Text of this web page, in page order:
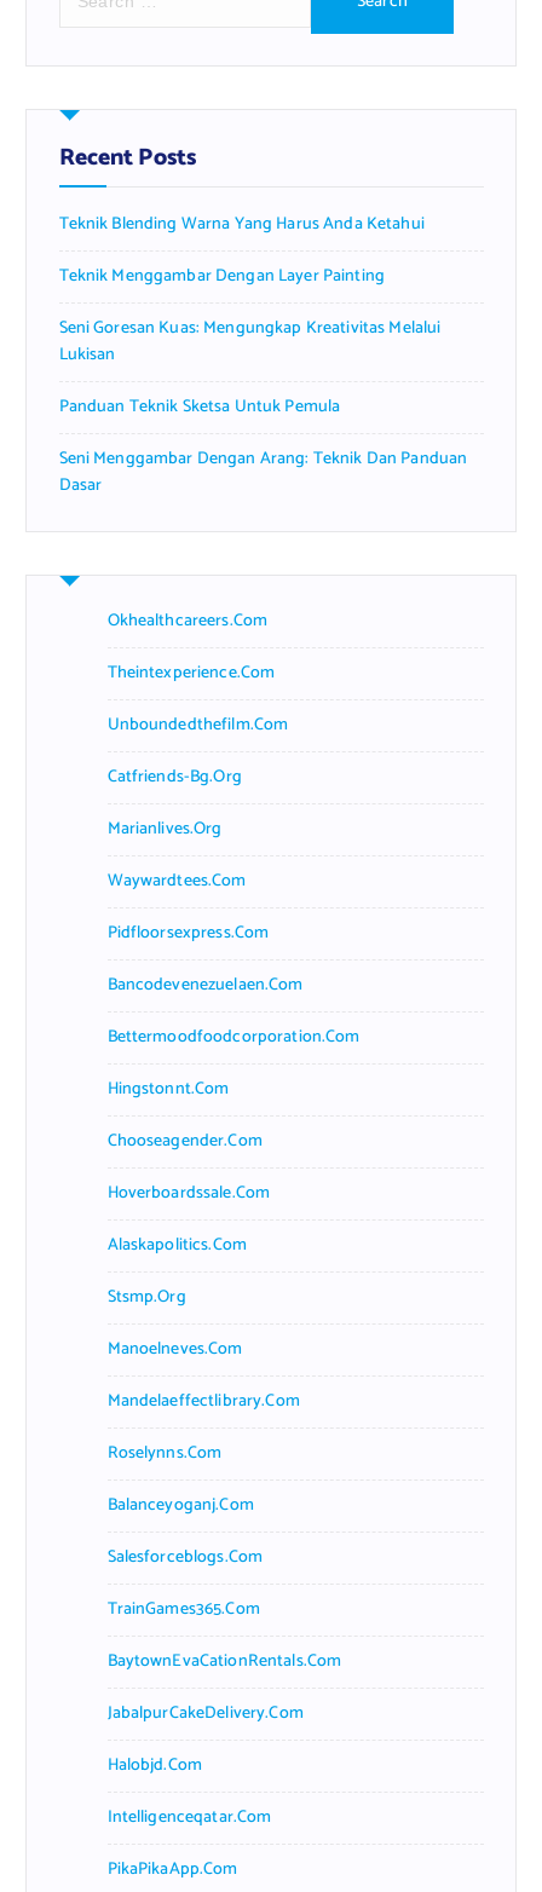
r
h
f
o
:
Recent Posts
Teknik Blending Warna Yang Harus Anda Ketahui
Teknik Menggambar Dengan Layer Painting
Seni Goresan Kuas: Mengungkap Kreativitas Melalui
Lukisan
Panduan Teknik Sketsa Untuk Pemula
Seni Menggambar Dengan Arang: Teknik Dan Panduan
Dasar
Okhealthcareers.com
Theintexperience.com
Unboundedthefilm.com
Catfriends-Bg.org
Marianlives.org
Waywardtees.com
Pidfloorsexpress.com
Bancodevenezuelaen.com
Bettermoodfoodcorporation.com
Hingstonnt.com
Chooseagender.com
Hoverboardssale.com
Alaskapolitics.com
Stsmp.org
Manoelneves.com
Mandelaeffectlibrary.com
Roselynns.com
Balanceyoganj.com
Salesforceblogs.com
TrainGames365.com
BaytownEvaCationRentals.com
JabalpurCakeDelivery.com
Halobjd.com
Intelligenceqatar.com
PikaPikaApp.com